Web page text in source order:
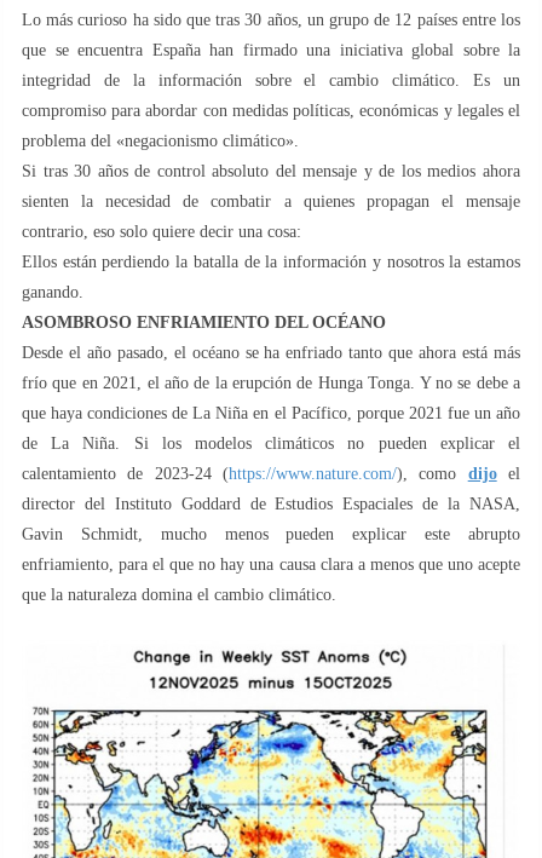
Lo más curioso ha sido que tras 30 años, un grupo de 12 países entre los
que se encuentra España han firmado una iniciativa global sobre la
integridad de la información sobre el cambio climático. Es un
compromiso para abordar con medidas políticas, económicas y legales el
problema del «negacionismo climático».
Si tras 30 años de control absoluto del mensaje y de los medios ahora
sienten la necesidad de combatir a quienes propagan el mensaje
contrario, eso solo quiere decir una cosa:
Ellos están perdiendo la batalla de la información y nosotros la estamos
ganando.
ASOMBROSO ENFRIAMIENTO DEL OCÉANO
Desde el año pasado, el océano se ha enfriado tanto que ahora está más
frío que en 2021, el año de la erupción de Hunga Tonga. Y no se debe a
que haya condiciones de La Niña en el Pacífico, porque 2021 fue un año
de La Niña. Si los modelos climáticos no pueden explicar el
calentamiento de 2023-24 (https://www.nature.com/), como dijoel
director del Instituto Goddard de Estudios Espaciales de la NASA,
Gavin Schmidt, mucho menos pueden explicar este abrupto
enfriamiento, para el que no hay una causa clara a menos que uno acepte
que la naturaleza domina el cambio climático.